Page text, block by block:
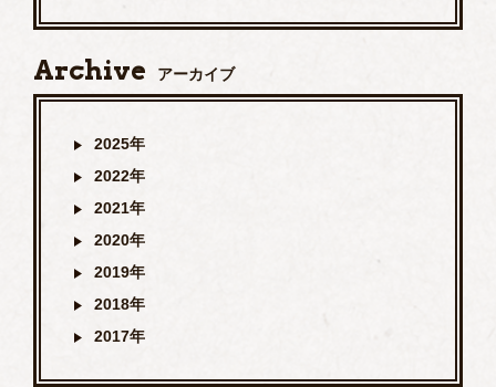
Archive アーカイブ
2025年
2022年
2021年
2020年
2019年
2018年
2017年